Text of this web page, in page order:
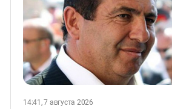
14:41, 7 августа 2026